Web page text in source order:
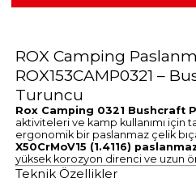
ROX Camping
ROX153CAMP0321 –
Turuncu
Rox Camping 0321 Bushcraft
aktiviteleri ve kamp kullanımı için
ergonomik bir paslanmaz çelik
X50CrMoV15 (1.4116)
yüksek korozyon direnci ve uzun
Teknik Özellikler